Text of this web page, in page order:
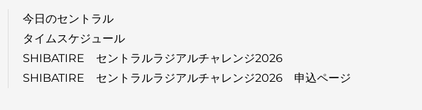
今日のセントラル
タイムスケジュール
SHIBATIRE セントラルラジアルチャレンジ2026
SHIBATIRE セントラルラジアルチャレンジ2026 申込ページ